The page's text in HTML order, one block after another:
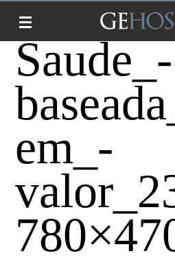
Saude_-
em_-